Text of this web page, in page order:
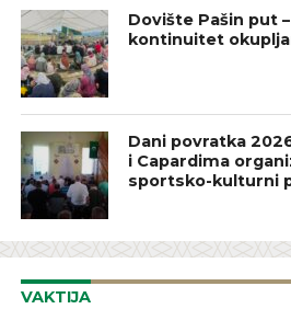
Dovište Pašin put
kontinuitet
Dani povratka
i Capardima
sportsko-kulturni
VAKTIJA